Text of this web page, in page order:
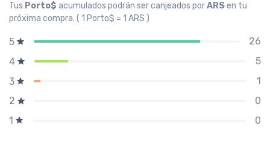
Tus Porto$ acumulados podrán ser canjeados porARSen tu
próxima compra. ( 1 Porto$ = 1 ARS )
5
26
4
5
3
1
2
0
1
0